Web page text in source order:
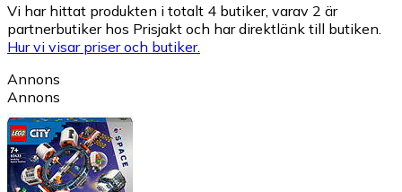
Vi har hittat produkten i totalt 4 butiker, varav 2 är
partnerbutiker hos Prisjakt och har direktlänk till butiken.
Hur vi visar priser och butiker.
Annons
Annons